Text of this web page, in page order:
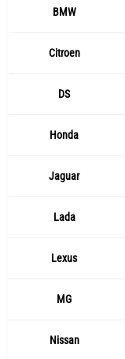
BMW
Citroen
DS
Honda
Jaguar
Lada
Lexus
MG
Nissan